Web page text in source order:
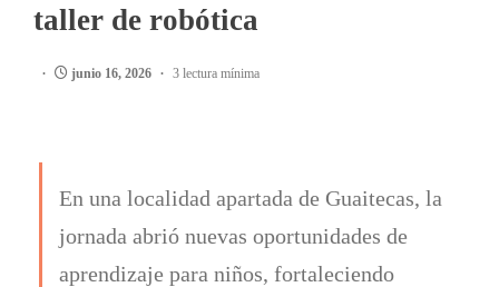
taller de robótica
junio 16, 2026 3 lectura mínima
En una localidad apartada de Guaitecas, la
jornada abrió nuevas oportunidades de
aprendizaje para niños, fortaleciendo